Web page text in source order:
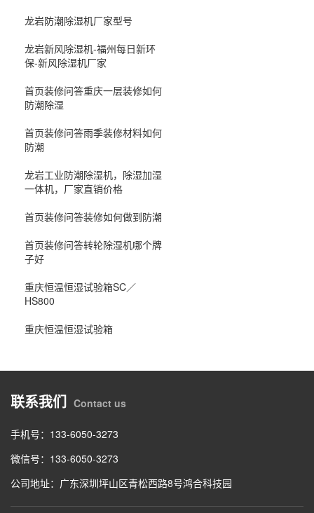
龙岩防潮除湿机厂家型号
龙岩新风除湿机-福州每日新环
保-新风除湿机厂家
首页装修问答重庆一层装修如何
防潮除湿
首页装修问答雨季装修材料如何
防潮
龙岩工业防潮除湿机，除湿加湿
一体机，厂家直销价格
首页装修问答装修如何做到防潮
首页装修问答转轮除湿机哪个牌
子好
重庆恒温恒湿试验箱SC／
HS800
重庆恒温恒湿试验箱
联系我们 Contact us
手机号：133-6050-3273
微信号：133-6050-3273
公司地址：广东深圳坪山区青松西路8号鸿合科技园